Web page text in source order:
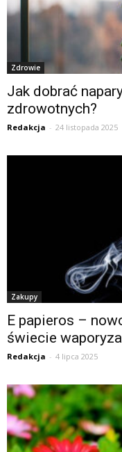
Zdrowie
Jak dobrać
zdrowotnych?
Redakcja - 24 listopada 2025
Zakupy
E papieros –
świecie
Redakcja - 4 lipca 2025